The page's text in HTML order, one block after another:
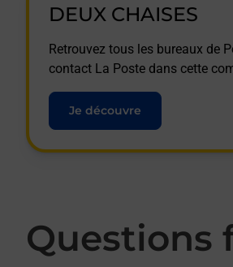
DEUX CHAISES
Retrouvez tous les bureaux de
contact La Poste dans cette
Je découvre
Questions